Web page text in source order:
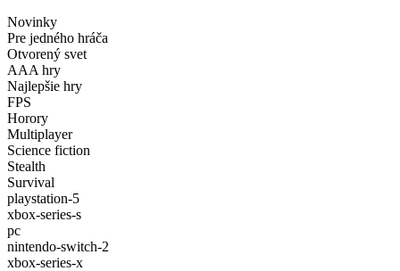
Novinky
Pre jedného hráča
Otvorený svet
AAA hry
Najlepšie hry
FPS
Horory
Multiplayer
Science fiction
Stealth
Survival
playstation-5
xbox-series-s
pc
nintendo-switch-2
xbox-series-x